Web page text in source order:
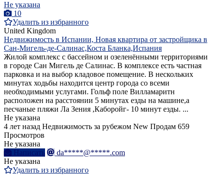
Не указана
10
Удалить из избранного
United Kingdom
Недвижимость в Испании, Новая квартира от застройщика в
Сан-Мигель-де-Салинас,Коста Бланка,Испания
Жилой комплекс с бассейном и озеленёнными территориями
в городе Сан Мигель де Салинас. В комплексе есть частная
парковка и на выбор кладовое помещение. В нескольких
минутах ходьбы находится центр города со всеми
необходимыми услугами. Гольф поле Вилламаритн
расположен на расстоянии 5 минутах езды на машине,а
песчаные пляжи Ла Зения ,Каборойг- 10 минут езды. ...
Не указана
4 лет назад Недвижимость за рубежом New Продам 659
Просмотров
Не указана
Написать
da*****@*****.com
Не указана
Удалить из избранного